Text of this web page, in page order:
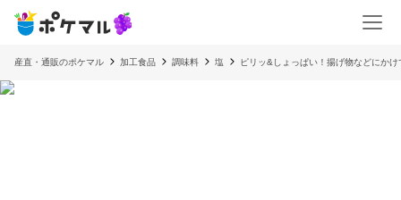
産直・通販のポケマル 加工食品 調味料 塩 ピリッ&しょっぱい！揚げ物などにか